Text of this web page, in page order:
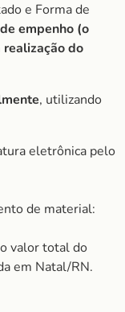
e Forma de
empenho (o
do
, utilizando
eletrônica pelo
de material:
valor total do
em Natal/RN.